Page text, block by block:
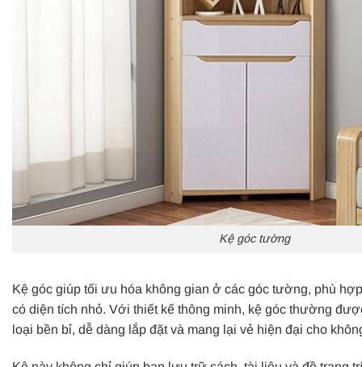
Kệ góc tường
Kệ góc giúp tối ưu hóa không gian ở các góc tường, phù
có diện tích nhỏ. Với thiết kế thông minh, kệ góc thường
loại bền bỉ, dễ dàng lắp đặt và mang lại vẻ hiện đại cho